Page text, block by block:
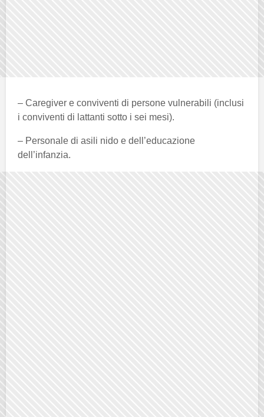
– Caregiver e conviventi di persone vulnerabili (inclusi
i conviventi di lattanti sotto i sei mesi).
– Personale di asili nido e dell’educazione
dell’infanzia.